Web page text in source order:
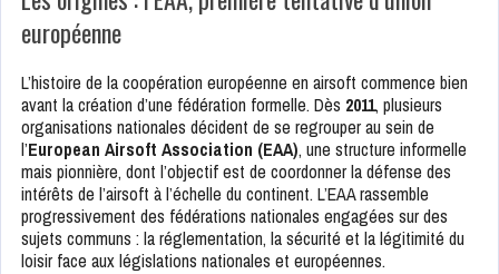
européenne
L’histoire de la coopération européenne en airsoft commence bien
avant la création d’une fédération formelle. Dès 2011, plusieurs
organisations nationales décident de se regrouper au sein de
l’European Airsoft Association (EAA), une structure informelle
mais pionnière, dont l’objectif est de coordonner la défense des
intérêts de l’airsoft à l’échelle du continent. L’EAA rassemble
progressivement des fédérations nationales engagées sur des
sujets communs : la réglementation, la sécurité et la légitimité du
loisir face aux législations nationales et européennes.